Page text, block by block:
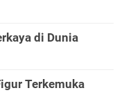
di Dunia
Terkemuka